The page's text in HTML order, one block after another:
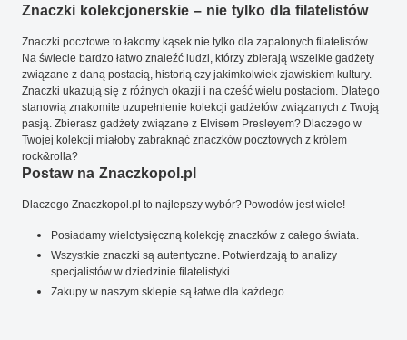
Znaczki kolekcjonerskie – nie tylko dla filatelistów
Znaczki pocztowe to łakomy kąsek nie tylko dla zapalonych filatelistów.
Na świecie bardzo łatwo znaleźć ludzi, którzy zbierają wszelkie gadżety
związane z daną postacią, historią czy jakimkolwiek zjawiskiem kultury.
Znaczki ukazują się z różnych okazji i na cześć wielu postaciom. Dlatego
stanowią znakomite uzupełnienie kolekcji gadżetów związanych z Twoją
pasją. Zbierasz gadżety związane z Elvisem Presleyem? Dlaczego w
Twojej kolekcji miałoby zabraknąć znaczków pocztowych z królem
rock&rolla?
Postaw na Znaczkopol.pl
Dlaczego Znaczkopol.pl to najlepszy wybór? Powodów jest wiele!
Posiadamy wielotysięczną kolekcję znaczków z całego świata.
Wszystkie znaczki są autentyczne. Potwierdzają to analizy
specjalistów w dziedzinie filatelistyki.
Zakupy w naszym sklepie są łatwe dla każdego.